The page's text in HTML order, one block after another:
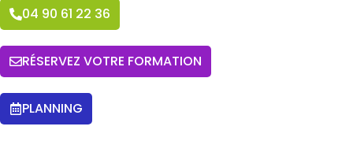
04 90 61 22 36
RÉSERVEZ VOTRE FORMATION
PLANNING